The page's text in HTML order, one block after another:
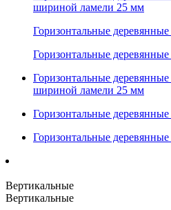
шириной ламели 25 мм
Горизонтальные
Горизонтальные
Горизонтальные
шириной ламели 25 мм
Горизонтальные
Горизонтальные
Вертикальные
Вертикальные